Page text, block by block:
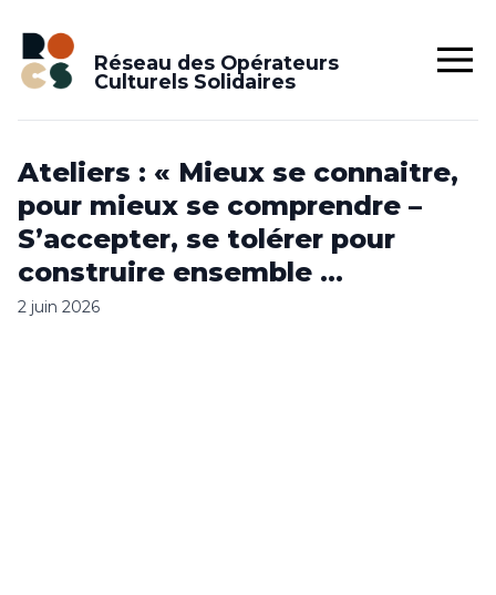
Réseau des Opérateurs
Culturels Solidaires
Ateliers : « Mieux se connaitre,
pour mieux se comprendre –
S’accepter, se tolérer pour
construire ensemble …
2 juin 2026